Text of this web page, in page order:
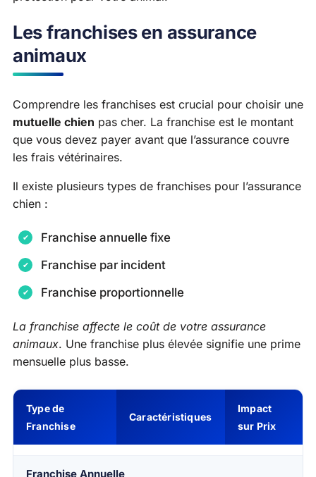
Les franchises en assurance
animaux
Comprendre les franchises est crucial pour choisir une
mutuelle chien pas cher. La franchise est le montant
que vous devez payer avant que l’assurance couvre
les frais vétérinaires.
Il existe plusieurs types de franchises pour l’assurance
chien :
Franchise annuelle fixe
Franchise par incident
Franchise proportionnelle
La franchise affecte le coût de votre assurance
animaux. Une franchise plus élevée signifie une prime
mensuelle plus basse.
Type de
Franchise
Caractéristiques
Impact
sur Prix
Franchise Annuelle